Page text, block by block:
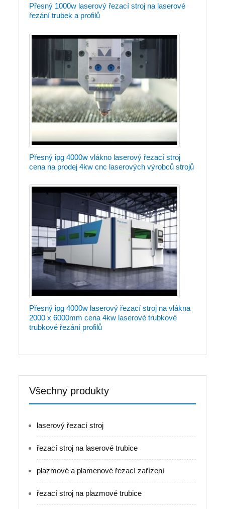
Přesný 1000w laserový řezací stroj na laserové
řezání trubek a profilů
Přesný ipg 4000w vlákno laserový řezací stroj
cena na prodej 4kw cnc laserových výrobců strojů
Přesný ipg 4000w laserový řezací stroj na vlákna
2000 x 6000mm cena 4kw laserové trubkové
trubkové řezání profilů
Všechny produkty
laserový řezací stroj
řezací stroj na laserové trubice
plazmové a plamenové řezací zařízení
řezací stroj na plazmové trubice